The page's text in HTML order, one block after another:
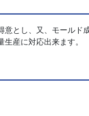
意とし、又、モールド
産に対応出来ます。